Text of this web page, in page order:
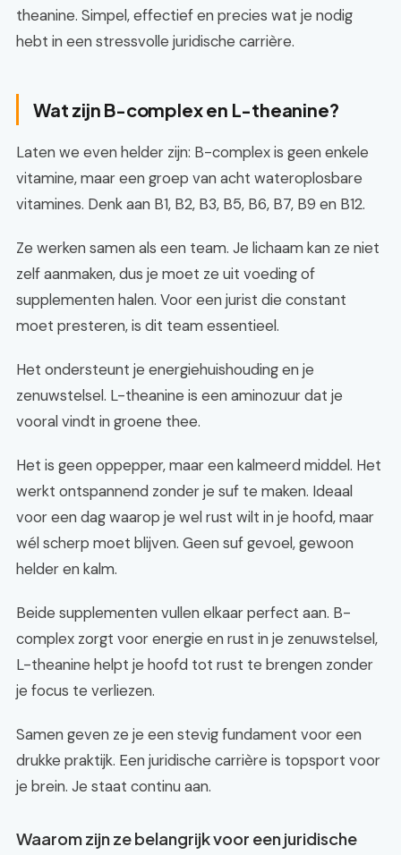
theanine. Simpel, effectief en precies wat je nodig
hebt in een stressvolle juridische carrière.
Wat zijn B-complex en L-theanine?
Laten we even helder zijn: B-complex is geen enkele
vitamine, maar een groep van acht wateroplosbare
vitamines. Denk aan B1, B2, B3, B5, B6, B7, B9 en B12.
Ze werken samen als een team. Je lichaam kan ze niet
zelf aanmaken, dus je moet ze uit voeding of
supplementen halen. Voor een jurist die constant
moet presteren, is dit team essentieel.
Het ondersteunt je energiehuishouding en je
zenuwstelsel. L-theanine is een aminozuur dat je
vooral vindt in groene thee.
Het is geen oppepper, maar een kalmeerd middel. Het
werkt ontspannend zonder je suf te maken. Ideaal
voor een dag waarop je wel rust wilt in je hoofd, maar
wél scherp moet blijven. Geen suf gevoel, gewoon
helder en kalm.
Beide supplementen vullen elkaar perfect aan. B-
complex zorgt voor energie en rust in je zenuwstelsel,
L-theanine helpt je hoofd tot rust te brengen zonder
je focus te verliezen.
Samen geven ze je een stevig fundament voor een
drukke praktijk. Een juridische carrière is topsport voor
je brein. Je staat continu aan.
Waarom zijn ze belangrijk voor een juridische